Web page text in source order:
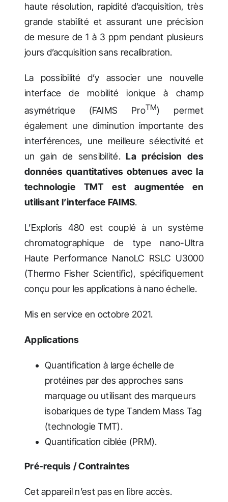
haute résolution, rapidité d’acquisition, très
grande stabilité et assurant une précision
de mesure de 1 à 3 ppm pendant plusieurs
jours d’acquisition sans recalibration.
La possibilité d’y associer une nouvelle
interface de mobilité ionique à champ
asymétrique (FAIMS ProTM) permet
également une diminution importante des
interférences, une meilleure sélectivité et
un gain de sensibilité.La précision des
données quantitatives obtenues avec la
technologie TMT est augmentée en
utilisant l’interface FAIMS.
L’Exploris 480 est couplé à un système
chromatographique de type nano-Ultra
Haute Performance NanoLC RSLC U3000
(Thermo Fisher Scientific), spécifiquement
conçu pour les applications à nano échelle.
Mis en service en octobre 2021.
Applications
Quantification à large échelle de
protéines par des approches sans
marquage ou utilisant des marqueurs
isobariques de type Tandem Mass Tag
(technologie TMT).
Quantification ciblée (PRM).
Pré-requis / Contraintes
Cet appareil n’est pas en libre accès.